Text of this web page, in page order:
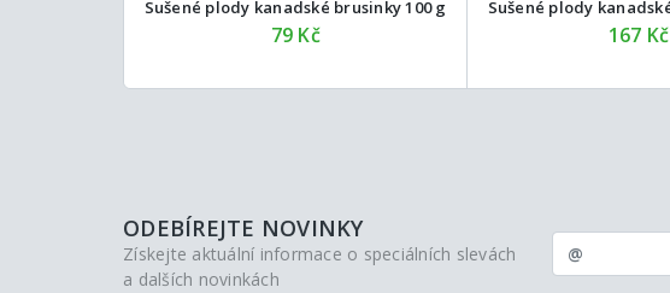
Sušené plody kanadské brusinky 100 g
79 Kč
Sušené plody
167 Kč
ODEBÍREJTE NOVINKY
Získejte aktuální informace o speciálních slevách
a dalších novinkách